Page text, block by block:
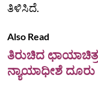
ತಿಳಿಸಿದೆ.
Also Read
ತಿರುಚಿದ
ನ್ಯಾಯಾಧೀಶೆ ದೂರು